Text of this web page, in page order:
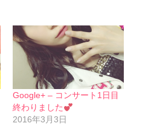
Google+ – コンサート1日目
終わりました
2016年3月3日